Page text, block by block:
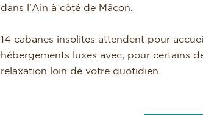
dans l’Ain à côté de Mâcon.
14 cabanes insolites attendent pour
hébergements luxes avec, pour certains
relaxation loin de votre quotidien.